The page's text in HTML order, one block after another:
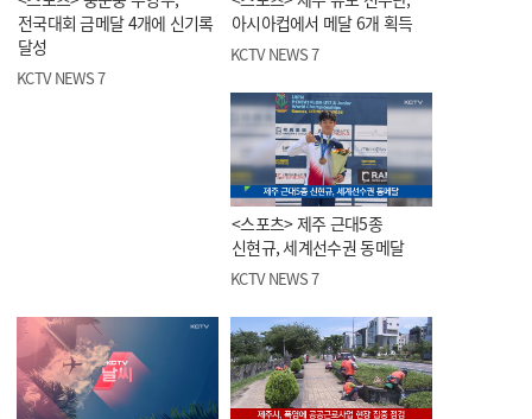
전국대회 금메달 4개에 신기록
달성
KCTV NEWS 7
아시아컵에서 메달 6개 획득
KCTV NEWS 7
<스포츠> 제주 근대5종
신현규, 세계선수권 동메달
KCTV NEWS 7